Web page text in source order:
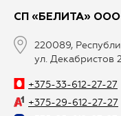
СП «БЕЛИТА» ООО
220089,
ул. Декабристов
+375-33-612-27-27
+375-29-612-27-27